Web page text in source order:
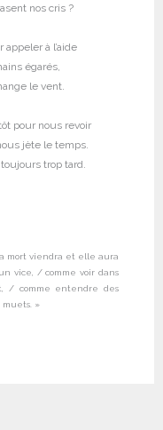
nos cris ?
à l’aide
égarés,
le vent.
pour nous revoir
jète le temps.
trop tard.
mort viendra et elle aura
vice, / comme voir dans
/ comme entendre des
muets. »